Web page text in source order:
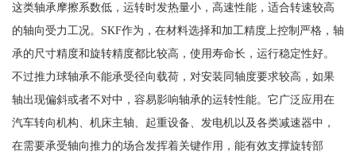
这类轴承摩擦系数低，运转时发热量小，高速性能，适合转速较高
的轴向受力工况。SKF作为，在材料选择和加工精度上控制严格，轴
承的尺寸精度和旋转精度都比较高，使用寿命长，运行稳定性好。
不过推力球轴承不能承受径向载荷，对安装同轴度要求较高，如果
轴出现偏斜或者不对中，容易影响轴承的运转性能。它广泛应用在
汽车转向机构、机床主轴、起重设备、发电机以及各类减速器中，
在需要承受轴向推力的场合发挥着关键作用，能有效支撑旋转部